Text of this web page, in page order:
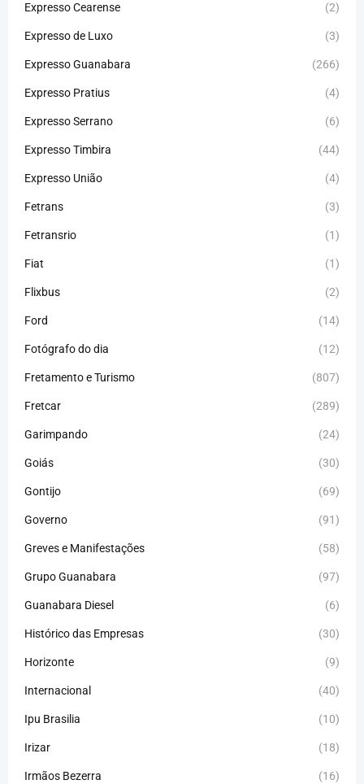
Expresso Cearense (2)
Expresso de Luxo (3)
Expresso Guanabara (266)
Expresso Pratius (4)
Expresso Serrano (6)
Expresso Timbira (44)
Expresso União (4)
Fetrans (3)
Fetransrio (1)
Fiat (1)
Flixbus (2)
Ford (14)
Fotógrafo do dia (12)
Fretamento e Turismo (807)
Fretcar (289)
Garimpando (24)
Goiás (30)
Gontijo (69)
Governo (91)
Greves e Manifestações (58)
Grupo Guanabara (97)
Guanabara Diesel (6)
Histórico das Empresas (30)
Horizonte (9)
Internacional (40)
Ipu Brasilia (10)
Irizar (18)
Irmãos Bezerra (16)